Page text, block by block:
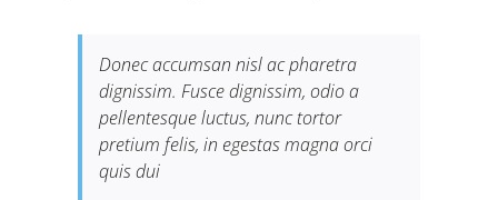
Donec accumsan nisl ac pharetra
dignissim. Fusce dignissim, odio a
pellentesque luctus, nunc tortor
pretium felis, in egestas magna orci
quis dui